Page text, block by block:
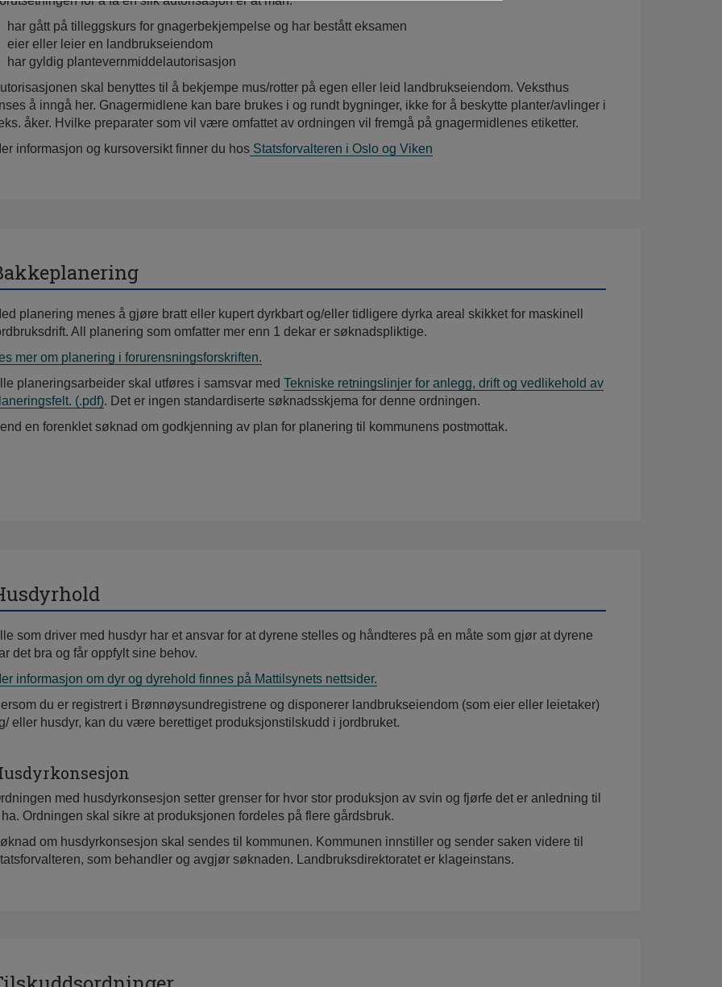
har gått på tilleggskurs for gnagerbekjempelse og har bestått eksamen
eier eller leier en landbrukseiendom
har gyldig plantevernmiddelautorisasjon
skal benyttes til å bekjempe mus/rotter på egen eller leid landbrukseiendom. Veksthus
å inngå her. Gnagermidlene kan bare brukes i og rundt bygninger, ikke for å beskytte planter/avlinger i
åker. Hvilke preparater som vil være omfattet av ordningen vil fremgå på gnagermidlenes etiketter.
informasjon og kursoversikt finner du hosStatsforvalteren i Oslo og Viken
planering menes å gjøre bratt eller kupert dyrkbart og/eller tidligere dyrka areal skikket for maskinell
All planering som omfatter mer enn 1 dekar er søknadspliktige.
mer om planering i forurensningsforskriften.
planeringsarbeider skal utføres i samsvar med Tekniske retningslinjer for anlegg, drift og vedlikehold av
(.pdf). Det er ingen standardiserte søknadsskjema for denne ordningen.
en forenklet søknad om godkjenning av plan for planering til kommunens postmottak.
som driver med husdyr har et ansvar for at dyrene stelles og håndteres på en måte som gjør at dyrene
det bra og får oppfylt sine behov.
informasjon om dyr og dyrehold finnes på Mattilsynets nettsider.
du er registrert i Brønnøysundregistrene og disponerer landbrukseiendom (som eier eller leietaker)
eller husdyr, kan du være berettiget produksjonstilskudd i jordbruket.
med husdyrkonsesjon setter grenser for hvor stor produksjon av svin og fjørfe det er anledning til
Ordningen skal sikre at produksjonen fordeles på flere gårdsbruk.
om husdyrkonsesjon skal sendes til kommunen. Kommunen innstiller og sender saken videre til
som behandler og avgjør søknaden. Landbruksdirektoratet er klageinstans.